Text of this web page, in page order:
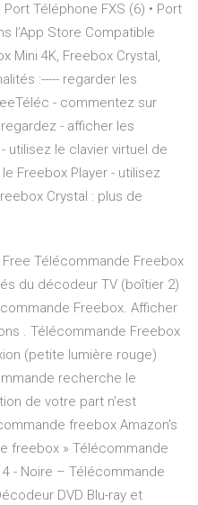
Téléphone FXS (6) • Port
l’App Store Compatible
Mini 4K, Freebox Crystal,
:----- regarder les
- commentez sur
- afficher les
utilisez le clavier virtuel de
Freebox Player - utilisez
Crystal : plus de
Télécommande Freebox
du décodeur TV (boîtier 2)
Freebox. Afficher
. Télécommande Freebox
(petite lumière rouge)
recherche le
de votre part n'est
freebox Amazon's
freebox » Télécommande
- Noire – Télécommande
DVD Blu-ray et